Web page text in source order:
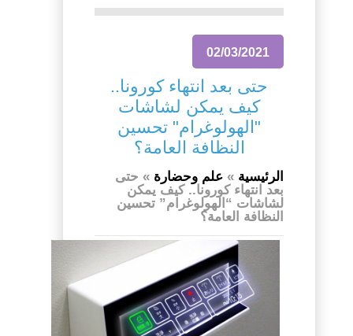
02/03/2021
حتى بعد انتهاء كورونا..
كيف يمكن لشاشات
"الهولوغرام" تحسين
النظافة العامة؟
الرئيسية » علم وحضارة » حتى
بعد انتهاء كورونا.. كيف يمكن
لشاشات “الهولوغرام” تحسين
النظافة العامة؟